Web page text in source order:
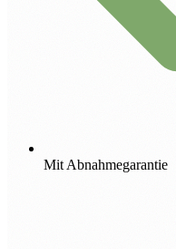
Mit Abnahmegarantie